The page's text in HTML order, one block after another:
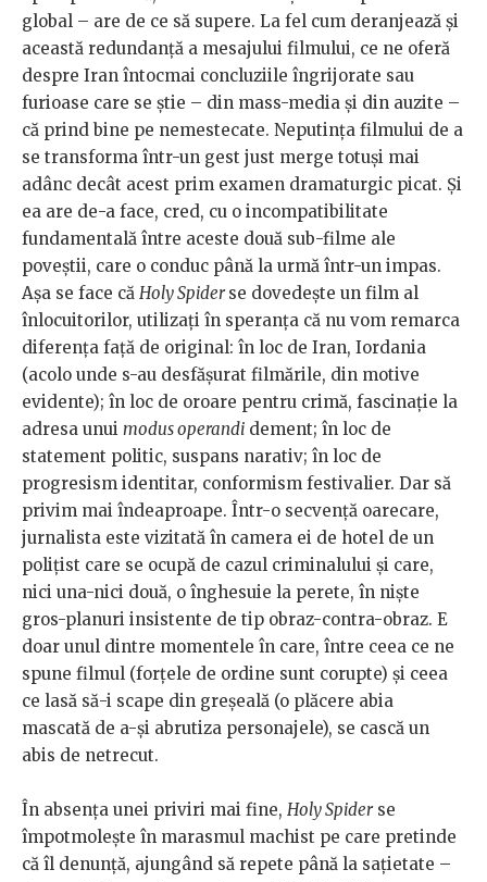
global – are de ce să supere. La fel cum deranjează și
această redundanță a mesajului filmului, ce ne oferă
despre Iran întocmai concluziile îngrijorate sau
furioase care se știe – din mass-media și din auzite –
că prind bine pe nemestecate. Neputința filmului de a
se transforma într-un gest just merge totuși mai
adânc decât acest prim examen dramaturgic picat. Și
ea are de-a face, cred, cu o incompatibilitate
fundamentală între aceste două sub-filme ale
poveștii, care o conduc până la urmă într-un impas.
Așa se face că Holy Spiderse dovedește un film al
înlocuitorilor, utilizați în speranța că nu vom remarca
diferența față de original: în loc de Iran, Iordania
(acolo unde s-au desfășurat filmările, din motive
evidente); în loc de oroare pentru crimă, fascinație la
adresa unui modus operandi dement; în loc de
statement politic, suspans narativ; în loc de
progresism identitar, conformism festivalier. Dar să
privim mai îndeaproape. Într-o secvență oarecare,
jurnalista este vizitată în camera ei de hotel de un
polițist care se ocupă de cazul criminalului și care,
nici una-nici două, o înghesuie la perete, în niște
gros-planuri insistente de tip obraz-contra-obraz. E
doar unul dintre momentele în care, între ceea ce ne
spune filmul (forțele de ordine sunt corupte) și ceea
ce lasă să-i scape din greșeală (o plăcere abia
mascată de a-și abrutiza personajele), se cască un
abis de netrecut.
În absența unei priviri mai fine, Holy Spiderse
împotmolește în marasmul machist pe care pretinde
că îl denunță, ajungând să repete până la sațietate –